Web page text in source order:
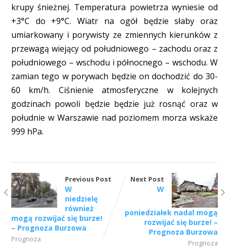
krupy śnieżnej. Temperatura powietrza wyniesie od
+3°C do +9°C. Wiatr na ogół będzie słaby oraz
umiarkowany i porywisty ze zmiennych kierunków z
przewagą wiejący od południowego – zachodu oraz z
południowego – wschodu i północnego – wschodu. W
zamian tego w porywach będzie on dochodzić do 30-
60 km/h. Ciśnienie atmosferyczne w kolejnych
godzinach powoli będzie będzie już rosnąć oraz w
południe w Warszawie nad poziomem morza wskaże
999 hPa.
Previous Post
W
niedzielę
również
mogą rozwijać się burze!
– Prognoza Burzowa
Prognoza
Next Post
W
poniedziałek nadal mogą
rozwijać się burze! –
Prognoza Burzowa
Prognoza